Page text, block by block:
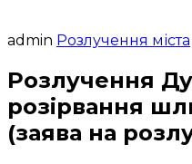
admin Розлучення міста
Розлучення
розірвання
(заява на